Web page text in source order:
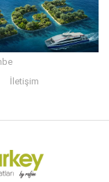
İletişim